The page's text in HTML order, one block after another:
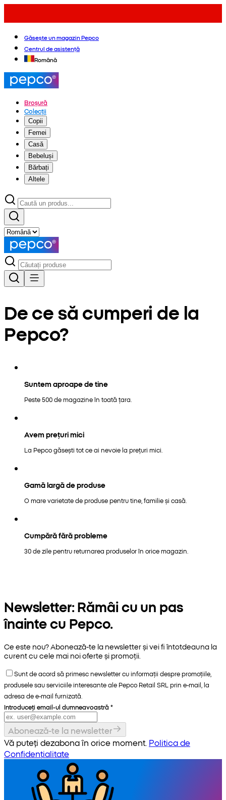
Găsește un magazin Pepco
Centrul de asistență
Română
Broșură
Colecții
Copii
Femei
Casă
Bebeluși
Bărbați
Altele
De ce să cumperi de la
Pepco?
Suntem aproape de tine
Peste 500 de magazine în toată țara.
Avem prețuri mici
La Pepco găsești tot ce ai nevoie la prețuri mici.
Gamă largă de produse
O mare varietate de produse pentru tine, familie și casă.
Cumpără fără probleme
30 de zile pentru returnarea produselor în orice magazin.
Newsletter: Rămâi cu un pas
înainte cu Pepco.
Ce este nou? Abonează-te la newsletter și vei fi întotdeauna la
curent cu cele mai noi oferte și promoții.
Sunt de acord să primesc newsletter cu informații despre promoțiile,
produsele sau serviciile interesante ale Pepco Retail SRL prin e-mail, la
adresa de e-mail furnizată.
Introduceți email-ul dumneavoastră *
Abonează-te la newsletter
Vă puteți dezabona în orice moment. Politica de
Confidențialitate